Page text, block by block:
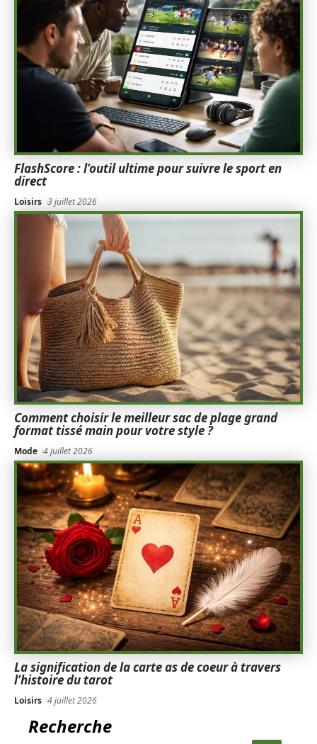
FlashScore : l’outil ultime pour suivre le sport en
direct
Loisirs 3 juillet 2026
Comment choisir le meilleur sac de plage grand
format tissé main pour votre style ?
Mode 4 juillet 2026
La signification de la carte as de coeur à travers
l’histoire du tarot
Loisirs 4 juillet 2026
Recherche